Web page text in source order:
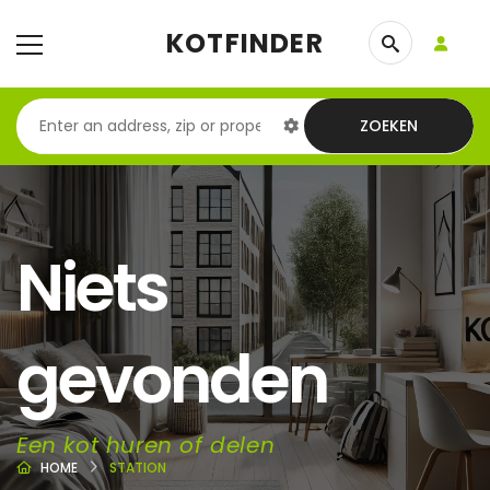
KOTFINDER
ZOEKEN
Niets
gevonden
Een kot huren of delen
HOME STATION